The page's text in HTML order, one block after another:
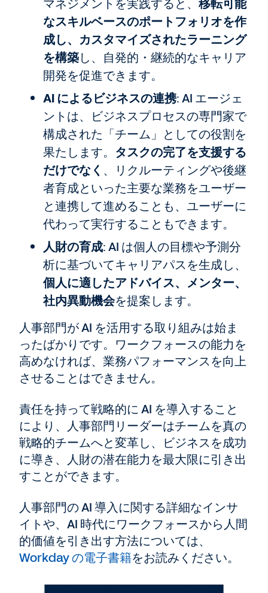
マネジメントを実践すると、 移転可能
なスキルベースのポートフォリオを作
成し、カスタマイズされたラーニング
を構築し、自発的・継続的なキャリア
開発を促進できます。
AI によるビジネスの連携: AI エージェ
ントは、ビジネスプロセスの専門家で
構成された「チーム」としての役割を
果たします。 タスクの完了を支援する
だけでなく 、リクルーティングや後継
者育成といった主要な業務をユーザー
と連携して進めることも、ユーザーに
代わって実行することもできます。
人財の育成: AI は個人の目標や予測分
析に基づいてキャリアパスを生成し、
個人に適したアドバイス、メンター、
社内異動機会を提案します。
人事部門が AI を活用する取り組みは始ま
ったばかりです。ワークフォースの能力を
高めなければ、業務パフォーマンスを向上
させることはできません。
責任を持って戦略的に AI を導入すること
により、人事部門リーダーはチームを真の
戦略的チームへと変革し、ビジネスを成功
に導き、人財の潜在能力を最大限に引き出
すことができます。
人事部門の AI 導入に関する詳細なインサ
イトや、AI 時代にワークフォースから人間
的価値を引き出す方法については、
Workday の電子書籍をお読みください。